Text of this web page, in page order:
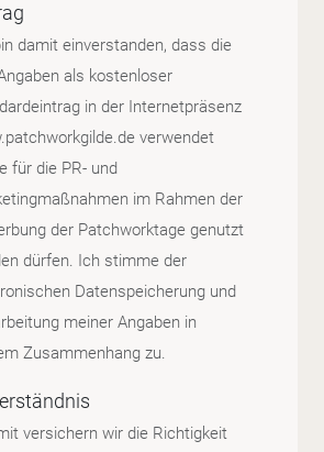
damit einverstanden, dass die
als kostenloser
in der Internetpräsenz
verwendet
für die PR- und
im Rahmen der
der Patchworktage genutzt
dürfen. Ich stimme der
Datenspeicherung und
meiner Angaben in
Zusammenhang zu.
versichern wir die Richtigkeit